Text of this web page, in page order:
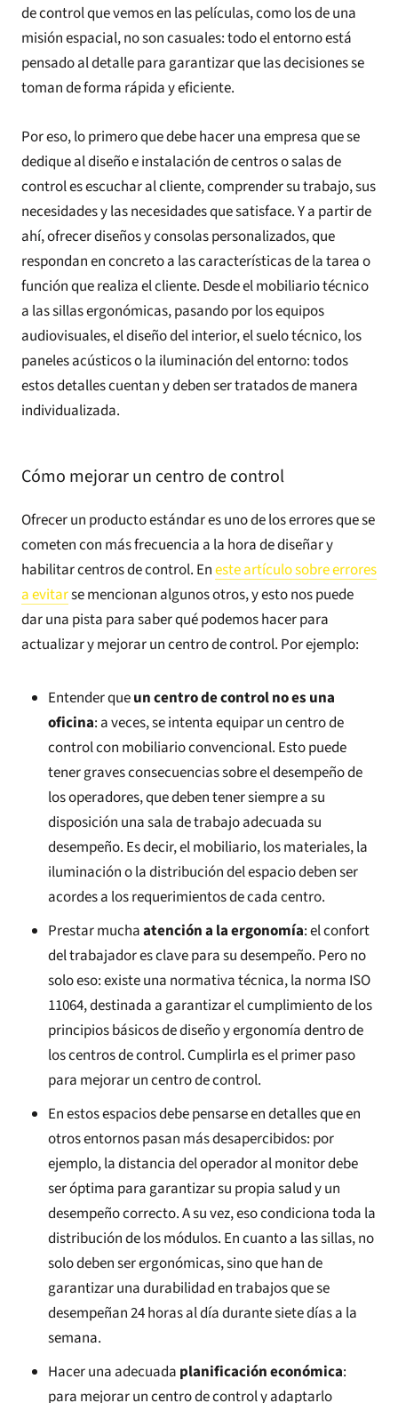
de control que vemos en las películas, como los de una
misión espacial, no son casuales: todo el entorno está
pensado al detalle para garantizar que las decisiones se
toman de forma rápida y eficiente.
Por eso, lo primero que debe hacer una empresa que se
dedique al diseño e instalación de centros o salas de
control es escuchar al cliente, comprender su trabajo, sus
necesidades y las necesidades que satisface. Y a partir de
ahí, ofrecer diseños y consolas personalizados, que
respondan en concreto a las características de la tarea o
función que realiza el cliente. Desde el mobiliario técnico
a las sillas ergonómicas, pasando por los equipos
audiovisuales, el diseño del interior, el suelo técnico, los
paneles acústicos o la iluminación del entorno: todos
estos detalles cuentan y deben ser tratados de manera
individualizada.
Cómo mejorar un centro de control
Ofrecer un producto estándar es uno de los errores que se
cometen con más frecuencia a la hora de diseñar y
habilitar centros de control. Eneste artículo sobre errores
a evitarse mencionan algunos otros, y esto nos puede
dar una pista para saber qué podemos hacer para
actualizar y mejorar un centro de control. Por ejemplo:
Entender queun centro de control no es una
oficina: a veces, se intenta equipar un centro de
control con mobiliario convencional. Esto puede
tener graves consecuencias sobre el desempeño de
los operadores, que deben tener siempre a su
disposición una sala de trabajo adecuada su
desempeño. Es decir, el mobiliario, los materiales, la
iluminación o la distribución del espacio deben ser
acordes a los requerimientos de cada centro.
Prestar muchaatención a la ergonomía: el confort
del trabajador es clave para su desempeño. Pero no
solo eso: existe una normativa técnica, la norma ISO
11064, destinada a garantizar el cumplimiento de los
principios básicos de diseño y ergonomía dentro de
los centros de control. Cumplirla es el primer paso
para mejorar un centro de control.
En estos espacios debe pensarse en detalles que en
otros entornos pasan más desapercibidos: por
ejemplo, la distancia del operador al monitor debe
ser óptima para garantizar su propia salud y un
desempeño correcto. A su vez, eso condiciona toda la
distribución de los módulos. En cuanto a las sillas, no
solo deben ser ergonómicas, sino que han de
garantizar una durabilidad en trabajos que se
desempeñan 24 horas al día durante siete días a la
semana.
Hacer una adecuada planificación económica:
para mejorar un centro de control y adaptarlo